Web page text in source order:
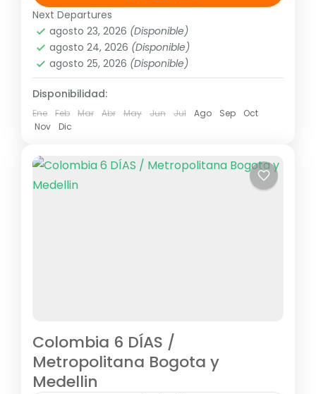
puentes ni días festivos, pregunta...
América,Sudamérica
2 People
Next Departures
agosto 23, 2026 (Disponible)
agosto 24, 2026 (Disponible)
agosto 25, 2026 (Disponible)
Disponibilidad:
Ene Feb Mar Abr May Jun Jul Ago Sep
Oct
Nov
Dic
Colombia 6 DÍAS /
Metropolitana Bogota y
Medellin